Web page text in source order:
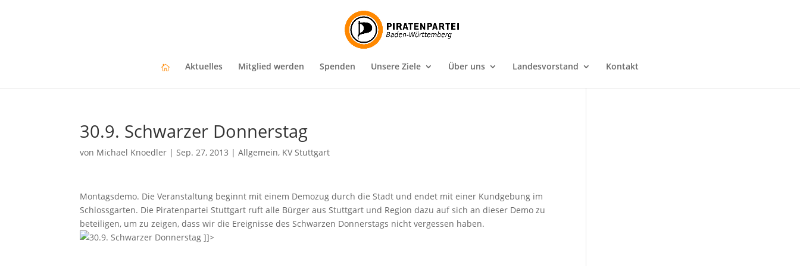
Aktuelles Mitglied werden Spenden Unsere Ziele Über uns Landesvorstand Kontakt
30.9. Schwarzer Donnerstag
von Michael Knoedler |Sep. 27, 2013 |Allgemein, KV Stuttgart
Montagsdemo. Die Veranstaltung beginnt mit einem Demozug durch die Stadt und endet mit einer Kundgebung im
Schlossgarten. Die Piratenpartei Stuttgart ruft alle Bürger aus Stuttgart und Region dazu auf sich an dieser Demo zu
beteiligen, um zu zeigen, dass wir die Ereignisse des Schwarzen Donnerstags nicht vergessen haben.
]]>